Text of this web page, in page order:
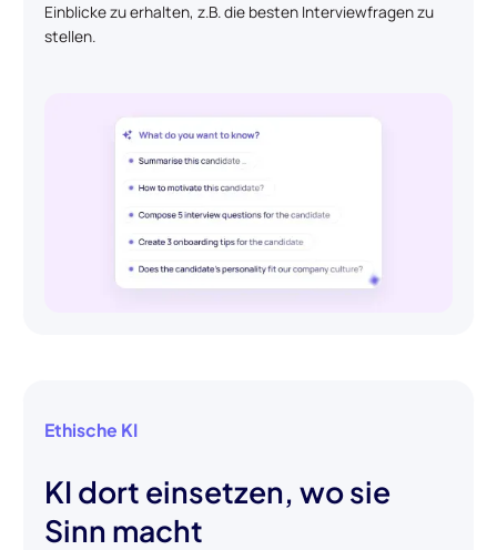
Einblicke zu erhalten, z.B. die besten Interviewfragen zu
stellen.
Ethische KI
KI dort einsetzen, wo sie
Sinn macht